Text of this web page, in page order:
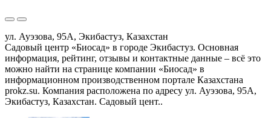
ул. Ауэзова, 95А, Экибастуз, Казахстан
Садовый центр «Биосад» в городе Экибастуз. Основная
информация, рейтинг, отзывы и контактные данные – всё это
можно найти на странице компании «Биосад» в
информационном производственном портале Казахстана
prokz.su. Компания расположена по адресу ул. Ауэзова, 95А,
Экибастуз, Казахстан. Садовый цент..